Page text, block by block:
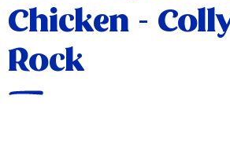
Chicken -
Rock